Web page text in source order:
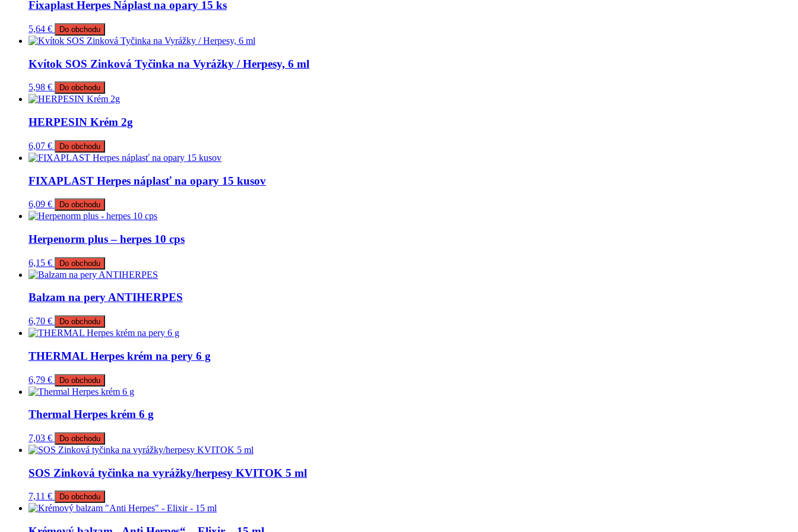
Fixaplast Herpes Náplast na opary 15 ks
5,64 € Do obchodu
Kvítok SOS Zinková Tyčinka na Vyrážky / Herpesy, 6 ml
5,98 € Do obchodu
HERPESIN Krém 2g
6,07 € Do obchodu
FIXAPLAST Herpes náplasť na opary 15 kusov
6,09 € Do obchodu
Herpenorm plus – herpes 10 cps
6,15 € Do obchodu
Balzam na pery ANTIHERPES
6,70 € Do obchodu
THERMAL Herpes krém na pery 6 g
6,79 € Do obchodu
Thermal Herpes krém 6 g
7,03 € Do obchodu
SOS Zinková tyčinka na vyrážky/herpesy KVITOK 5 ml
7,11 € Do obchodu